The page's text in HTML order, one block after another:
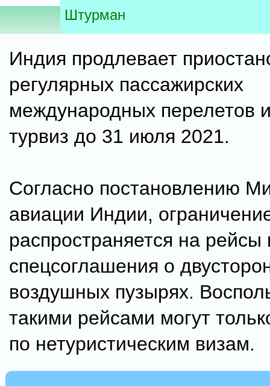
Штурман
Индия продлевает
регулярных пассажирских
международных перелетов
турвиз до 31 июля 2021.
Согласно постановлению
авиации Индии,
распространяется на рейсы
спецсоглашения о
воздушных пузырях.
такими рейсами могут
по нетуристическим визам.